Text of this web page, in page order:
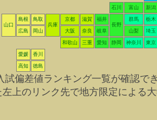
石川 富山 新潟
山口
島根
鳥取
兵庫
京都 滋賀
福井
長野
群馬 栃木
広島 岡山 大阪 奈良 岐阜 山梨 埼玉
和歌山 三重 愛知 静岡 神奈川 東京
愛媛 香川
高知 徳島
偏差値ランキング一覧が確認で
上のリンク先で地方限定による